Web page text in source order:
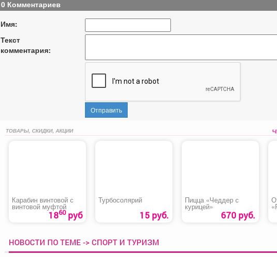
0 Комментариев
Имя:
Текст
комментария:
Отправить
ТОВАРЫ, СКИДКИ, АКЦИИ
Карабин винтовой с
винтовой муфтой
1860руб
Турбосолярий
15 руб.
Пицца «Чеддер с
курицей»
670 руб.
НОВОСТИ ПО ТЕМЕ -> СПОРТ И ТУРИЗМ